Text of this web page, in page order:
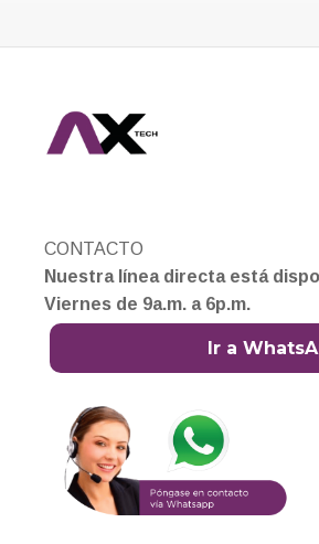
CONTACTO
Nuestra línea directa está
Viernes de 9a.m. a 6p.m.
Ir a